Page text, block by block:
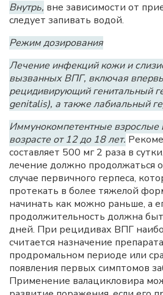
Внутрь, вне зависимости от
следует запивать водой.
Режим дозирования
Лечение инфекций кожи и
вызванных ВПГ, включая
рецидивирующий генитальный
genitalis), а также лабиальный
Иммунокомпетентные взрослые
возрасте от 12 до 18 лет.
составляет 500 мг 2 раза в
лечение должно продолжаться
случае первичного герпеса,
протекать в более тяжелой
начинать как можно раньше, а
продолжительность должна
дней. При рецидивах ВПГ
считается назначение
продромальном периоде или
появления первых симптомов
Применение валацикловира